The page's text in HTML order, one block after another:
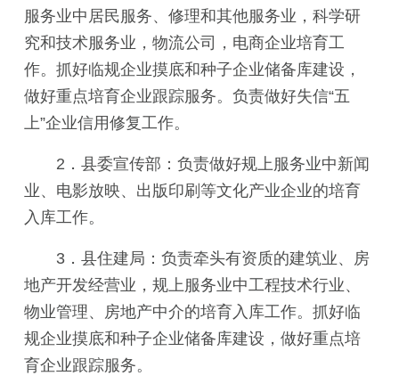
服务业中居民服务、修理和其他服务业，科学研
究和技术服务业，物流公司，电商企业培育工
作。抓好临规企业摸底和种子企业储备库建设，
做好重点培育企业跟踪服务。负责做好失信“五
上”企业信用修复工作。
2．县委宣传部：负责做好规上服务业中新闻
业、电影放映、出版印刷等文化产业企业的培育
入库工作。
3．县住建局：负责牵头有资质的建筑业、房
地产开发经营业，规上服务业中工程技术行业、
物业管理、房地产中介的培育入库工作。抓好临
规企业摸底和种子企业储备库建设，做好重点培
育企业跟踪服务。